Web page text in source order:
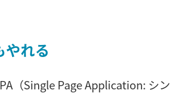
れる
（Single Page Application: シ